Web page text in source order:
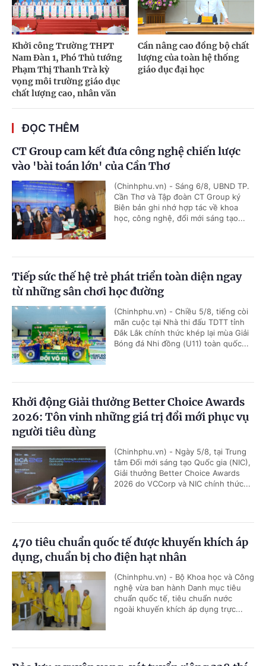
Khởi công Trường THPT
Nam Đàn 1, Phó Thủ tướng
Phạm Thị Thanh Trà kỳ
vọng môi trường giáo dục
chất lượng cao, nhân văn
Cần nâng cao đồng bộ chất
lượng của toàn hệ thống
giáo dục đại học
ĐỌC THÊM
CT Group cam kết đưa công nghệ chiến lược
vào 'bài toán lớn' của Cần Thơ
(Chinhphu.vn) - Sáng 6/8, UBND TP.
Cần Thơ và Tập đoàn CT Group ký
Biên bản ghi nhớ hợp tác về khoa
học, công nghệ, đổi mới sáng tạo...
Tiếp sức thế hệ trẻ phát triển toàn diện ngay
từ những sân chơi học đường
(Chinhphu.vn) - Chiều 5/8, tiếng còi
mãn cuộc tại Nhà thi đấu TDTT tỉnh
Đắk Lắk chính thức khép lại mùa Giải
Bóng đá Nhi đồng (U11) toàn quốc...
Khởi động Giải thưởng Better Choice Awards
2026: Tôn vinh những giá trị đổi mới phục vụ
người tiêu dùng
(Chinhphu.vn) - Ngày 5/8, tại Trung
tâm Đổi mới sáng tạo Quốc gia (NIC),
Giải thưởng Better Choice Awards
2026 do VCCorp và NIC chính thức...
470 tiêu chuẩn quốc tế được khuyến khích áp
dụng, chuẩn bị cho điện hạt nhân
(Chinhphu.vn) - Bộ Khoa học và Công
nghệ vừa ban hành Danh mục tiêu
chuẩn quốc tế, tiêu chuẩn nước
ngoài khuyến khích áp dụng trực...